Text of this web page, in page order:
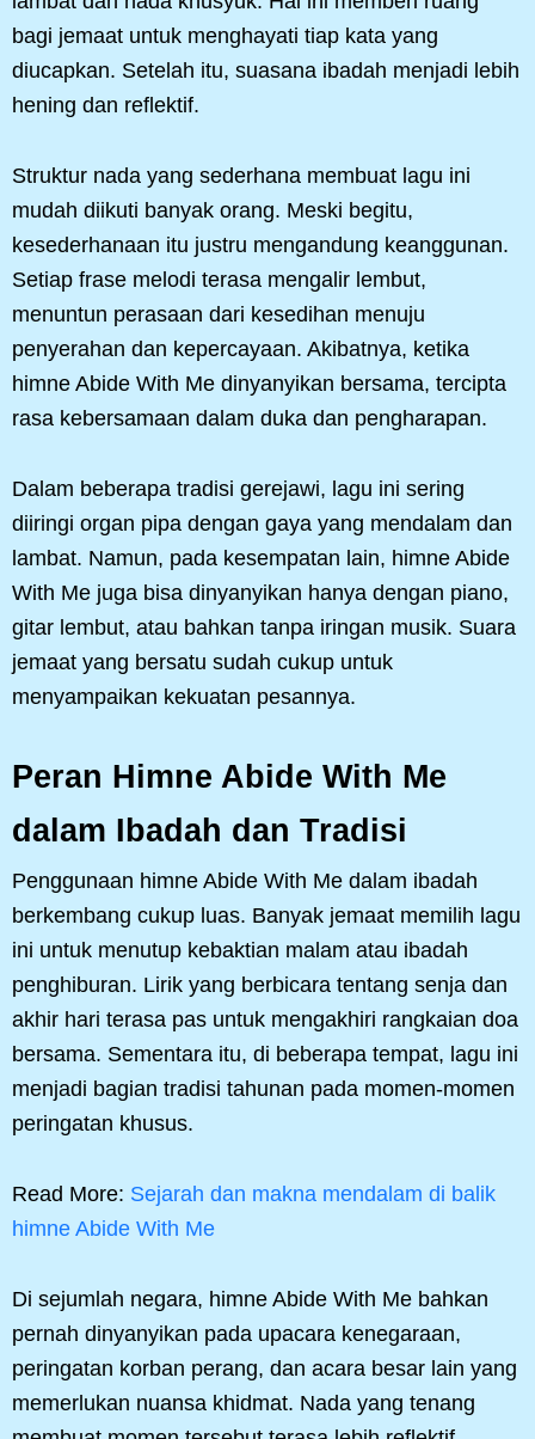
bagi jemaat untuk menghayati tiap kata yang
diucapkan. Setelah itu, suasana ibadah menjadi lebih
hening dan reflektif.
Struktur nada yang sederhana membuat lagu ini
mudah diikuti banyak orang. Meski begitu,
kesederhanaan itu justru mengandung keanggunan.
Setiap frase melodi terasa mengalir lembut,
menuntun perasaan dari kesedihan menuju
penyerahan dan kepercayaan. Akibatnya, ketika
himne Abide With Me dinyanyikan bersama, tercipta
rasa kebersamaan dalam duka dan pengharapan.
Dalam beberapa tradisi gerejawi, lagu ini sering
diiringi organ pipa dengan gaya yang mendalam dan
lambat. Namun, pada kesempatan lain, himne Abide
With Me juga bisa dinyanyikan hanya dengan piano,
gitar lembut, atau bahkan tanpa iringan musik. Suara
jemaat yang bersatu sudah cukup untuk
menyampaikan kekuatan pesannya.
Peran Himne Abide With Me
dalam Ibadah dan Tradisi
Penggunaan himne Abide With Me dalam ibadah
berkembang cukup luas. Banyak jemaat memilih lagu
ini untuk menutup kebaktian malam atau ibadah
penghiburan. Lirik yang berbicara tentang senja dan
akhir hari terasa pas untuk mengakhiri rangkaian doa
bersama. Sementara itu, di beberapa tempat, lagu ini
menjadi bagian tradisi tahunan pada momen-momen
peringatan khusus.
Read More: Sejarah dan makna mendalam di balik
himne Abide With Me
Di sejumlah negara, himne Abide With Me bahkan
pernah dinyanyikan pada upacara kenegaraan,
peringatan korban perang, dan acara besar lain yang
memerlukan nuansa khidmat. Nada yang tenang